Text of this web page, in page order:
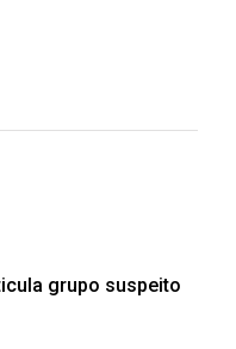
grupo suspeito